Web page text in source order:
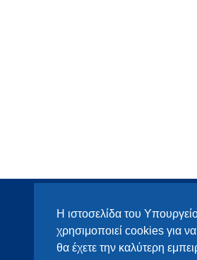
Η ιστοσελίδα του
χρησιμοποιεί cookies για να
θα έχετε την καλύτερη